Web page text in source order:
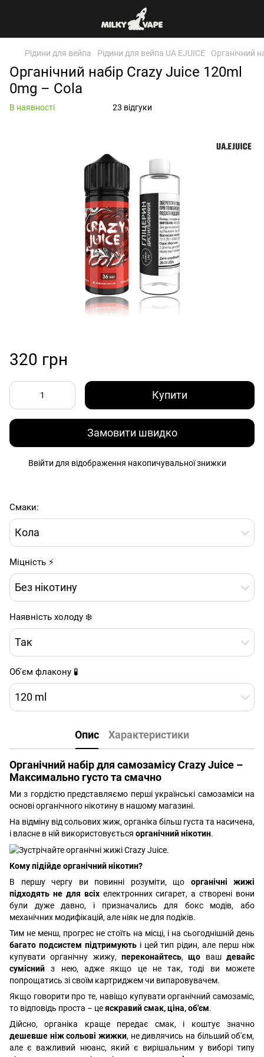
Рідини для вейпа Рідини для вейпа UA EJUICE Органічний
Органічний набір Crazy Juice 120ml
0mg – Cola
В наявності 23 відгуки
320 грн
Купити
Замовити швидко
Ввійти для відображення накопичувальної знижки
Смаки:
Кола
Міцність ⚡
Без нікотину
Наявність холоду ❄️
Так
Об'єм флакону 🧪
120 ml
Опис Характеристики
Органічний набір для самозамісу Crazy Juice –
Максимально густо та смачно
Ми з гордістю представляємо перші українські самозаміси на
основі органічного нікотину в нашому магазині.
На відміну від сольових жиж, органіка більш густа та насичена,
і власне в ній використовується органічний нікотин.
Кому підійде органічний нікотин?
В першу чергу ви повинні розуміти, що органічні жижі
підходять не для всіхелектронних сигарет, а створені вони
були дуже давно, і призначались для бокс модів, або
механічних модифікацій, але ніяк не для подіків.
Тим не менш, прогрес не стоїть на місці, і на сьогоднішній день
багато подсистем підтримуютьі цей тип рідин, але перш ніж
купувати органічну жижу, переконайтесь,що вашдевайс
сумісний з нею, адже якщо це не так, тоді ви можете
попрощатись зі своїм картриджем чи випаровувачем.
Якщо говорити про те, навіщо купувати органічний самозаміс,
то відповідь проста – цеяскравий смак, ціна, об'єм.
Дійсно, органіка краще передає смак, і коштує значно
дешевше ніж сольові жижки, не дивлячись на більший об'єм,
але є важливий нюанс, який є вирішальним у виборі типу